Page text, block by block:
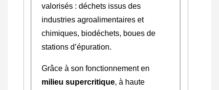
valorisés : déchets issus des
industries agroalimentaires et
chimiques, biodéchets, boues de
stations d’épuration.
Grâce à son fonctionnement en
milieu supercritique, à haute